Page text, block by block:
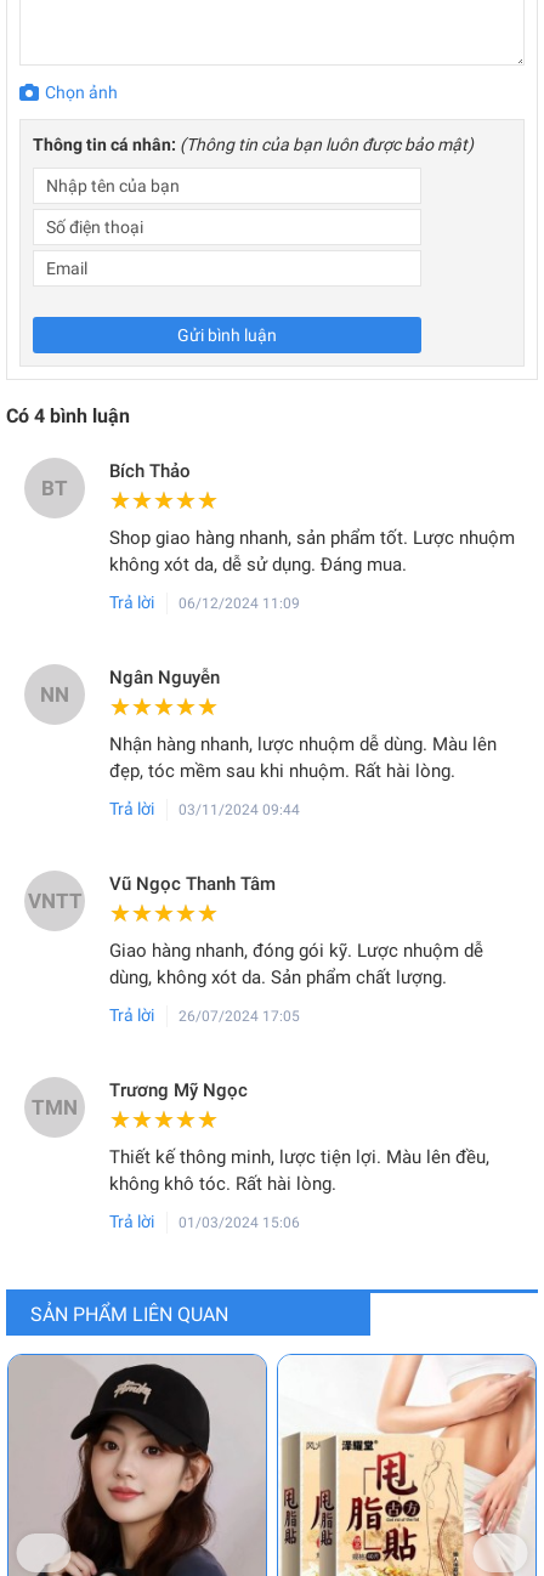
Chọn ảnh
Thông tin cá nhân: (Thông tin của bạn luôn được bảo mật)
Gửi bình luận
Có 4 bình luận
BT
Bích Thảo
★★★★★
★★★★★
Shop giao hàng nhanh, sản phẩm tốt. Lược nhuộm
không xót da, dễ sử dụng. Đáng mua.
Trả lời 06/12/2024 11:09
NN
Ngân Nguyễn
★★★★★
★★★★★
Nhận hàng nhanh, lược nhuộm dễ dùng. Màu lên
đẹp, tóc mềm sau khi nhuộm. Rất hài lòng.
Trả lời 03/11/2024 09:44
VNTT
Vũ Ngọc Thanh Tâm
★★★★★
★★★★★
Giao hàng nhanh, đóng gói kỹ. Lược nhuộm dễ
dùng, không xót da. Sản phẩm chất lượng.
Trả lời 26/07/2024 17:05
TMN
Trương Mỹ Ngọc
★★★★★
★★★★★
Thiết kế thông minh, lược tiện lợi. Màu lên đều,
không khô tóc. Rất hài lòng.
Trả lời 01/03/2024 15:06
SẢN PHẨM LIÊN QUAN